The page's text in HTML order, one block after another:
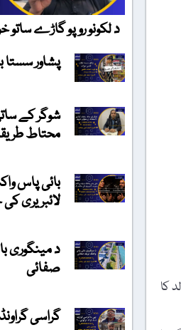
کا
د لکونو روپو گاڑے ساتو
پشاور سستا
شوگر کے
محتاط
بائی پاس
لائبریری
د مینگوری
صفائی
گراسی